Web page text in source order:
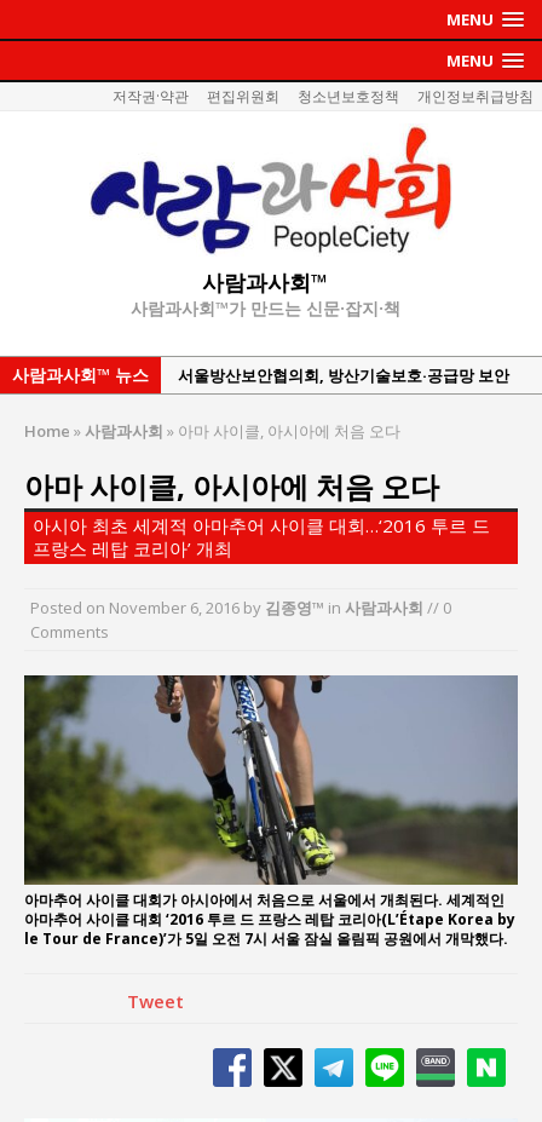
MENU
MENU
저작권·약관 편집위원회 청소년보호정책 개인정보취급방침
사람과사회™
사람과사회™가 만드는 신문·잡지·책
사람과사회™ 뉴스
서효석 충청향우회중앙회 총재 취임 논란 확산
“엄마의 절박함과 ‘실무형 정치인’으로 생활정치 실
현”
김종대, “현대전, 강한 군대도 약해질 수 있다”
통일 지향 2국가론: 한반도 평화의 새로운 길
한국지방재정공제회, 2026년 정기 승진 인사 발표
서울방산보안협의회, 방산기술보호·공급망 보안
세미나 개최
Home »사람과사회 » 아마 사이클, 아시아에 처음 오다
아마 사이클, 아시아에 처음 오다
아시아 최초 세계적 아마추어 사이클 대회…‘2016 투르 드
프랑스 레탑 코리아’ 개최
Posted on November 6, 2016 by 김종영™ in 사람과사회 // 0
Comments
아마추어 사이클 대회가 아시아에서 처음으로 서울에서 개최된다. 세계적인
아마추어 사이클 대회 ‘2016 투르 드 프랑스 레탑 코리아(L’Étape Korea by
le Tour de France)’가 5일 오전 7시 서울 잠실 올림픽 공원에서 개막했다.
Tweet